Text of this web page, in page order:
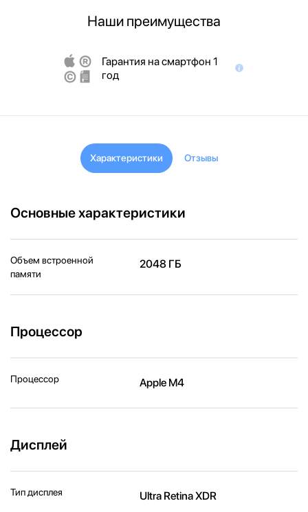
Наши преимущества
Гарантия на смартфон 1
год
Характеристики Отзывы
Основные характеристики
Объем встроенной
памяти
2048 ГБ
Процессор
Процессор Apple M4
Дисплей
Тип дисплея Ultra Retina XDR